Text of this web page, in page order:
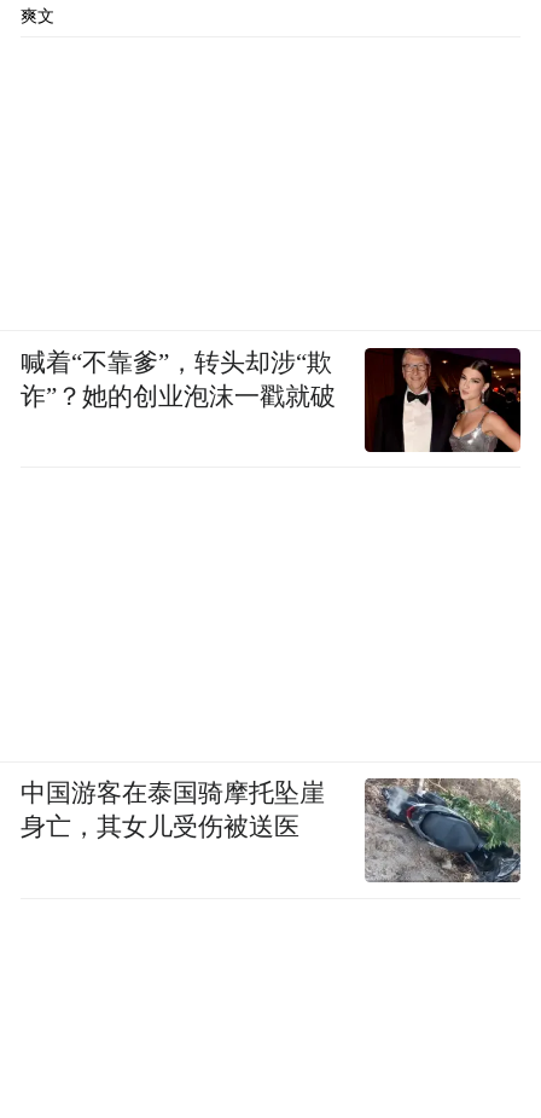
爽文
喊着“不靠爹”，转头却涉“欺
诈”？她的创业泡沫一戳就破
中国游客在泰国骑摩托坠崖
身亡，其女儿受伤被送医